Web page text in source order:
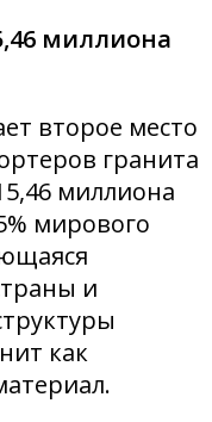
миллиона
второе место
гранита
миллиона
мирового
и
как